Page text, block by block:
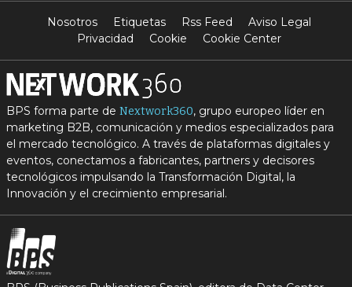
Nosotros Etiquetas Rss Feed
Aviso Legal
Privacidad
Cookie Cookie Center
BPS forma parte de Nextwork360, grupo europeo líder en
marketing B2B, comunicación y medios especializados para
el mercado tecnológico. A través de plataformas digitales y
eventos, conectamos a fabricantes, partners y decisores
tecnológicos impulsando la Transformación Digital, la
Innovación y el crecimiento empresarial.